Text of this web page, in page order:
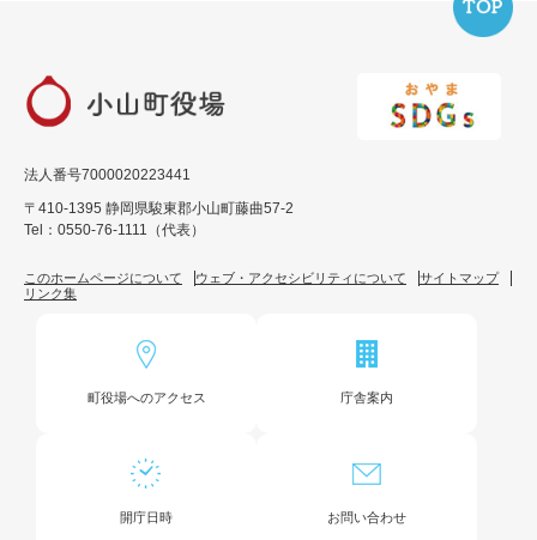
法人番号7000020223441
〒410-1395 静岡県駿東郡小山町藤曲57-2
Tel：0550-76-1111（代表）
このホームページについて ウェブ・アクセシビリティについて
サイトマップ
リンク集
町役場へのアクセス 庁舎案内
開庁日時 お問い合わせ